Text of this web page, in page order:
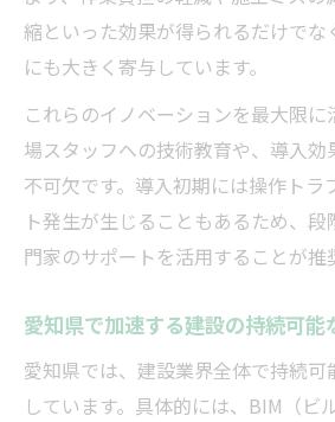
縮といった効果が得られるだけで
にも大きく寄与しています。
これらのイノベーションを最大限
場スタッフへの技術教育や、導入
不可欠です。導入初期には操作トラ
ト発生が生じることもあるため、
門家のサポートを活用することが推
愛知県で加速する建設の持続可能
愛知県では、建設業界全体で持続
しています。具体的には、BIM（ビ